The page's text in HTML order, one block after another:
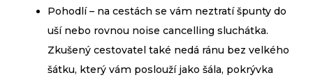
Pohodlí – na cestách se vám neztratí špunty do
uší nebo rovnou noise cancelling sluchátka.
Zkušený cestovatel také nedá ránu bez velkého
šátku, který vám poslouží jako šála, pokrývka